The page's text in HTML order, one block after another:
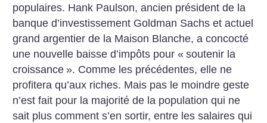
populaires. Hank Paulson, ancien président de la
banque d’investissement Goldman Sachs et actuel
grand argentier de la Maison Blanche, a concocté
une nouvelle baisse d’impôts pour « soutenir la
croissance ». Comme les précédentes, elle ne
profitera qu’aux riches. Mais pas le moindre geste
n’est fait pour la majorité de la population qui ne
sait plus comment s’en sortir, entre les salaires qui